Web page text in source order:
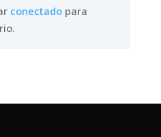
conectadopara